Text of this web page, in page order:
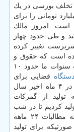
تخلف بورسی در یك
را دارد به طوریكه دادگاه وثیقه ۵۰۰ میلیارد تومانی را برای
است. امروز مالك
و طی حدود چهار
یا سرپرست تغییر كرده
كارگران به ۲۴ ماه رسیده است كه حقوق و
دستمزد حدود ۴.۵ تا ۵ میلیارد تومان و مطالبات سنوات ما حدود ۱۰
دستگاه قضایی برای
پرداخت مطالبات كارگران همكاری نمی نماید. در ۴ ماه اخیر سال
تولید از گمركات
كنتور تولید كردیم تا در شب
عید، كارگران شرمنده خانواده خود نباشند. البته مطالبات ۲۴ ماهه
برای تولید